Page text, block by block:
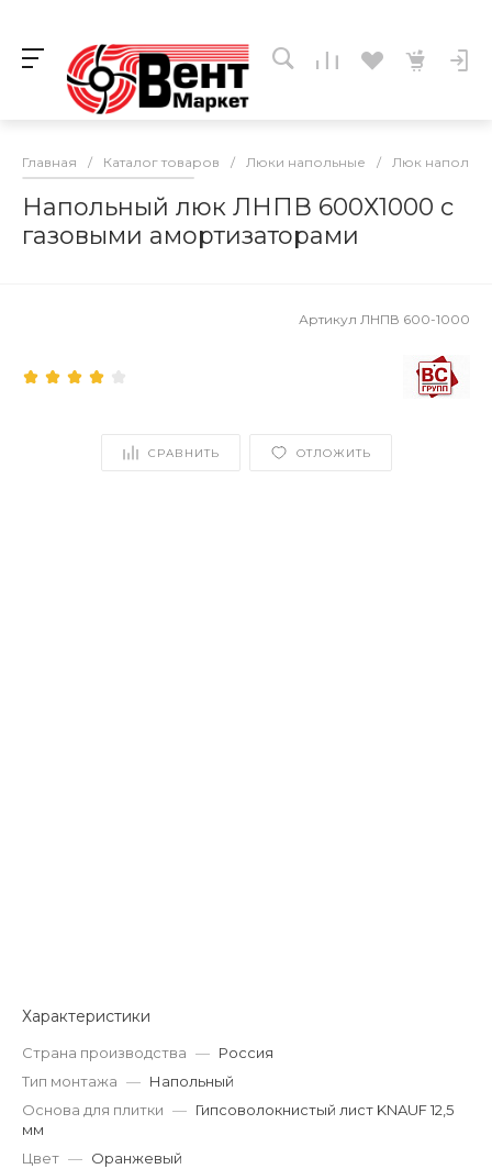
Главная / Каталог товаров / Люки напольные / Люк
Напольный люк ЛНПВ 600Х1000 с
газовыми амортизаторами
Артикул ЛНПВ 600-1000
СРАВНИТЬ ОТЛОЖИТЬ
Характеристики
Страна производства — Россия
Тип монтажа — Напольный
Основа для плитки — Гипсоволокнистый лист KNAUF 12,5
мм
Цвет — Оранжевый